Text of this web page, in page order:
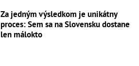
Za jedným výsledkom je unikátny
proces: Sem sa na Slovensku dostane
len málokto